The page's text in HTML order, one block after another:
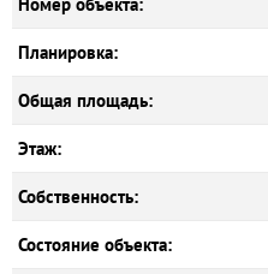
Планировка:
Общая площадь:
Этаж:
Собственность:
Состояние объекта: